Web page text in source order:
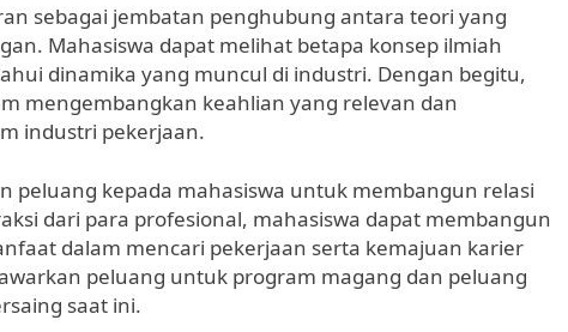
sebagai jembatan penghubung antara teori yang
Mahasiswa dapat melihat betapa konsep ilmiah
dinamika yang muncul di industri. Dengan begitu,
mengembangkan keahlian yang relevan dan
industri pekerjaan.
peluang kepada mahasiswa untuk membangun relasi
dari para profesional, mahasiswa dapat membangun
dalam mencari pekerjaan serta kemajuan karier
peluang untuk program magang dan peluang
saat ini.